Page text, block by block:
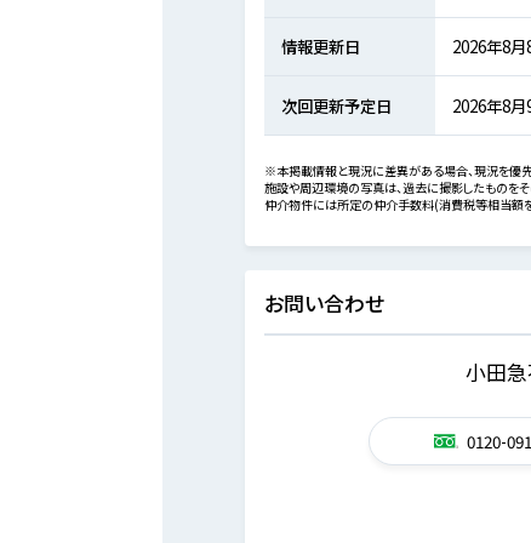
情報更新日 2026年8月
次回更新予定日 2026年8月
※本掲載情報と現況に差異がある場合、現況を優先
施設や周辺環境の写真は、過去に撮影したものをそ
仲介物件には所定の仲介手数料(消費税等相当額
お問い合わせ
小田
0120-